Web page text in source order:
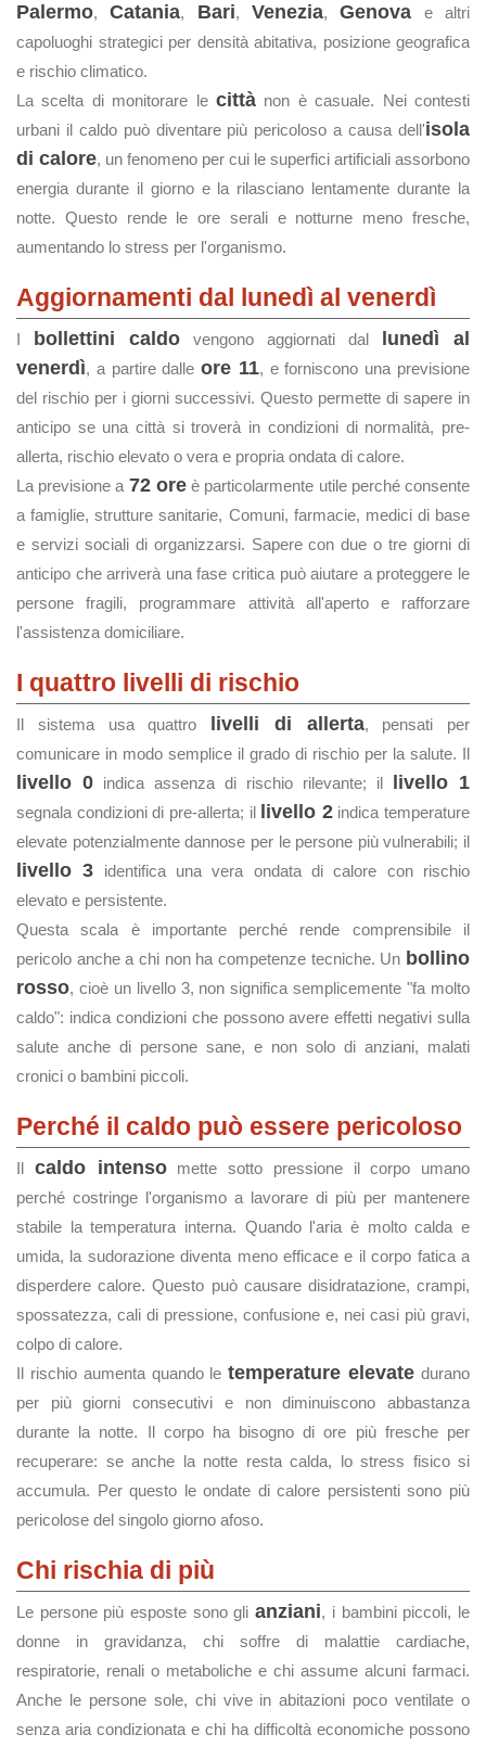
Palermo,Catania, Bari,Venezia,Genova e altri
capoluoghi strategici per densità abitativa, posizione geografica
e rischio climatico.
La scelta di monitorare le città non è casuale. Nei contesti
urbani il caldo può diventare più pericoloso a causa dell'isola
di calore, un fenomeno per cui le superfici artificiali assorbono
energia durante il giorno e la rilasciano lentamente durante la
notte. Questo rende le ore serali e notturne meno fresche,
aumentando lo stress per l'organismo.
Aggiornamenti dal lunedì al venerdì
I bollettini caldo vengono aggiornati dal
lunedì al
venerdì, a partire dalleore 11, e forniscono una previsione
del rischio per i giorni successivi. Questo permette di sapere in
anticipo se una città si troverà in condizioni di normalità, pre-
allerta, rischio elevato o vera e propria ondata di calore.
La previsione a 72 oreè particolarmente utile perché consente
a famiglie, strutture sanitarie, Comuni, farmacie, medici di base
e servizi sociali di organizzarsi. Sapere con due o tre giorni di
anticipo che arriverà una fase critica può aiutare a proteggere le
persone fragili, programmare attività all'aperto e rafforzare
l'assistenza domiciliare.
I quattro livelli di rischio
Il sistema usa quattro livelli di allerta, pensati per
comunicare in modo semplice il grado di rischio per la salute. Il
livello 0 indica assenza di rischio rilevante; il livello 1
segnala condizioni di pre-allerta; il livello 2indica temperature
elevate potenzialmente dannose per le persone più vulnerabili; il
livello 3 identifica una vera ondata di calore con rischio
elevato e persistente.
Questa scala è importante perché rende comprensibile il
pericolo anche a chi non ha competenze tecniche. Un bollino
rosso, cioè un livello 3, non significa semplicemente "fa molto
caldo": indica condizioni che possono avere effetti negativi sulla
salute anche di persone sane, e non solo di anziani, malati
cronici o bambini piccoli.
Perché il caldo può essere pericoloso
Il caldo intensomette sotto pressione il corpo umano
perché costringe l'organismo a lavorare di più per mantenere
stabile la temperatura interna. Quando l'aria è molto calda e
umida, la sudorazione diventa meno efficace e il corpo fatica a
disperdere calore. Questo può causare disidratazione, crampi,
spossatezza, cali di pressione, confusione e, nei casi più gravi,
colpo di calore.
Il rischio aumenta quando letemperature elevate durano
per più giorni consecutivi e non diminuiscono abbastanza
durante la notte. Il corpo ha bisogno di ore più fresche per
recuperare: se anche la notte resta calda, lo stress fisico si
accumula. Per questo le ondate di calore persistenti sono più
pericolose del singolo giorno afoso.
Chi rischia di più
Le persone più esposte sono glianziani, i bambini piccoli, le
donne in gravidanza, chi soffre di malattie cardiache,
respiratorie, renali o metaboliche e chi assume alcuni farmaci.
Anche le persone sole, chi vive in abitazioni poco ventilate o
senza aria condizionata e chi ha difficoltà economiche possono